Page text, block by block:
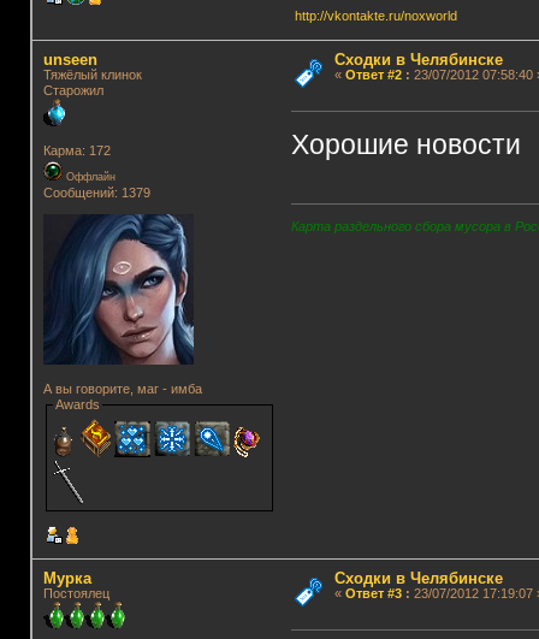
http://vkontakte.ru/noxworld
unseen
Тяжёлый клинок
Старожил
Карма: 172
Оффлайн
Сообщений: 1379
А вы говорите, маг - имба
Awards
Сходки в Челябинске
« Ответ #2: 23/07/2012 07:58:40
Хорошие новости
Карта раздельного сбора мусора в
Мурка
Постоялец
Сходки в Челябинске
« Ответ #3: 23/07/2012 17:19:07